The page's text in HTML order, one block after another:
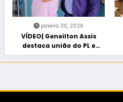
janeiro 30, 2026
VÍDEO| Geneilton Assis
destaca união do PL e
consolidação de apoio a
Maycon Tombini em Jataí